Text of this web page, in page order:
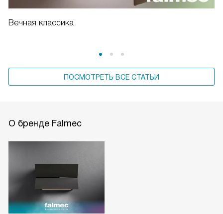
Вечная классика
ПОСМОТРЕТЬ ВСЕ СТАТЬИ
О бренде Falmec